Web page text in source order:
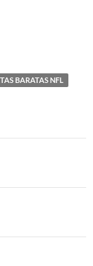
BARATAS NFL